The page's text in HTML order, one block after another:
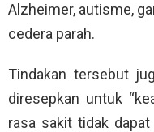
Alzheimer, autisme,
cedera parah.
Tindakan tersebut
diresepkan untuk
rasa sakit tidak